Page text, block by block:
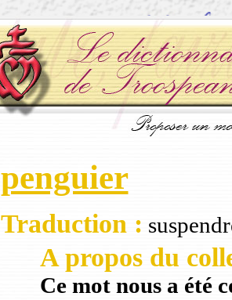
penguier
Traduction :
A propos du
Ce mot nous a été